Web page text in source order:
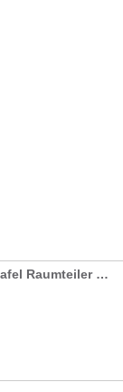
Whiteboard XXL Magnettafel Raumteiler Stellwand